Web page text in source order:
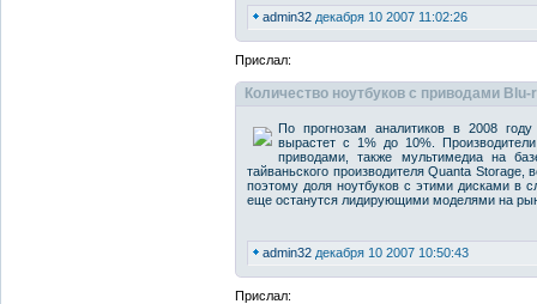
admin32 декабря 10 2007 11:02:26
Прислал:
Количество ноутбуков с приводами
По прогнозам аналитиков в 2008
вырастет с 1% до 10%.
приводами, также мультимедиа на
тайваньского производителя Quanta
поэтому доля ноутбуков с этими дисками
еще останутся лидирующими моделями на
admin32 декабря 10 2007 10:50:43
Прислал: